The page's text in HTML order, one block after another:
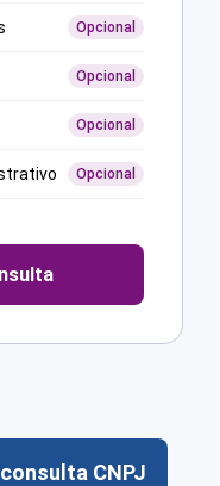
Opcional
Opcional
Opcional
Opcional
CNPJ